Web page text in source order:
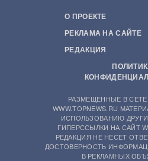
О ПРОЕКТЕ
РЕКЛАМА НА САЙТЕ
РЕДАКЦИЯ
РАЗМЕЩЕННЫЕ В
WWW.TOPNEWS.RU
ИСПОЛЬЗОВАНИЮ
ГИПЕРССЫЛКИ НА САЙТ
РЕДАКЦИЯ НЕ НЕСЕТ
ДОСТОВЕРНОСТЬ
В РЕКЛАМНЫХ